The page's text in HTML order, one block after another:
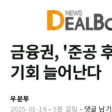
금융권, '준공
기회 늘어난다
우분투
2025-01-16 - 5분 걸림 - 댓글 남